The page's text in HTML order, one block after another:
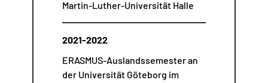
Martin-Luther-Universität Halle
2021-2022
ERASMUS-Auslandssemester an
der Universität Göteborg im